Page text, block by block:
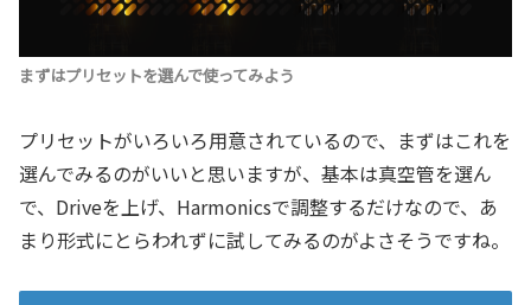
まずはプリセットを選んで使ってみよう
プリセットがいろいろ用意されているので、まずはこれを
選んでみるのがいいと思いますが、基本は真空管を選ん
で、Driveを上げ、Harmonicsで調整するだけなので、あ
まり形式にとらわれずに試してみるのがよさそうですね。